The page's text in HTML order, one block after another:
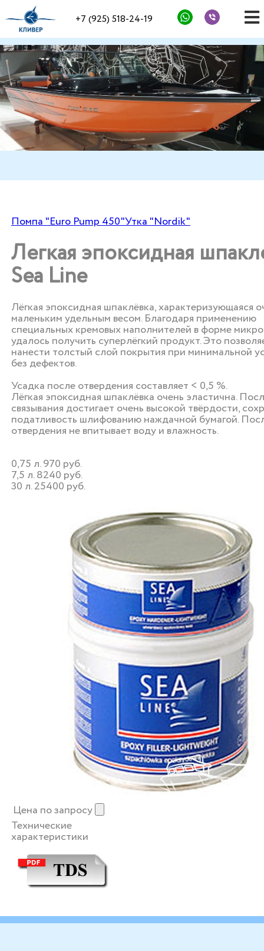
+7 (925) 518-24-19
Помпа "Euro Pump 450"Утка "Nordik"
Легкая эпоксидная
Sea Line
Лёгкая эпоксидная шпаклёвка, характеризующаяся
маленьким удельным весом. Благодаря применению
специальных кремовых наполнителей в форме
удалось получить суперлёгкий продукт. Это
нанести толстый слой покрытия при минимальной
без дефектов.
Усадка после отвердения составляет < 0,5 %.
Лёгкая эпоксидная шпаклёвка очень эластична.
связывания достигает очень высокой твёрдости,
податливость шлифованию наждачной бумагой.
отвердения не впитывает воду и влажность.
0,75 л. 970 руб.
7,5 л. 8240 руб.
30 л. 25400 руб.
Цена по запросу
Технические
характеристики